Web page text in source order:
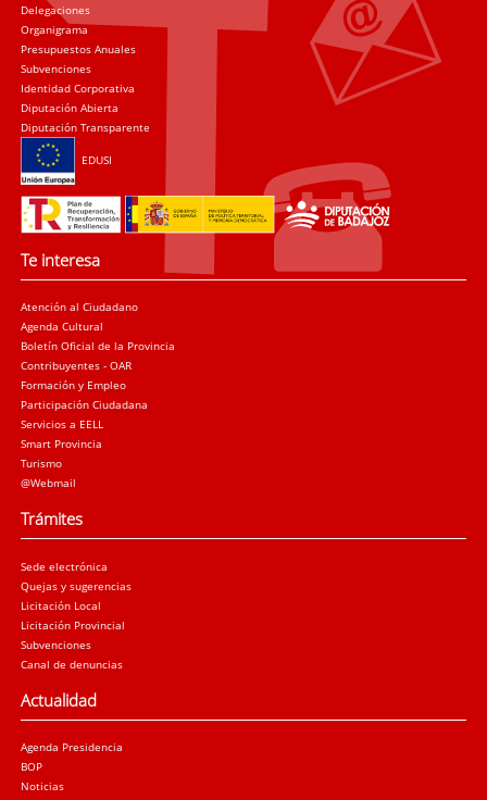
Delegaciones
Organigrama
Presupuestos Anuales
Subvenciones
Identidad Corporativa
Diputación Abierta
Diputación Transparente
EDUSI
Te interesa
Atención al Ciudadano
Agenda Cultural
Boletín Oficial de la Provincia
Contribuyentes - OAR
Formación y Empleo
Participación Ciudadana
Servicios a EELL
Smart Provincia
Turismo
@Webmail
Trámites
Sede electrónica
Quejas y sugerencias
Licitación Local
Licitación Provincial
Subvenciones
Canal de denuncias
Actualidad
Agenda Presidencia
BOP
Noticias